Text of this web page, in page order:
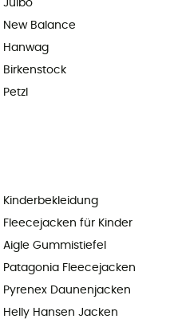
Julbo
New Balance
Hanwag
Birkenstock
Petzl
Kinderbekleidung
Fleecejacken für Kinder
Aigle Gummistiefel
Patagonia Fleecejacken
Pyrenex Daunenjacken
Helly Hansen Jacken